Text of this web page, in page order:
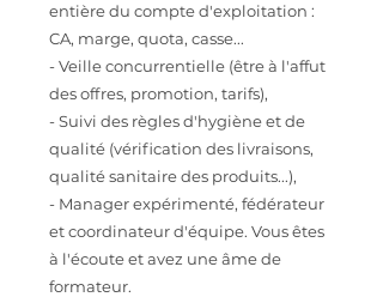
entière du compte d'exploitation :
CA, marge, quota, casse...
- Veille concurrentielle (être à l'affut
des offres, promotion, tarifs),
- Suivi des règles d'hygiène et de
qualité (vérification des livraisons,
qualité sanitaire des produits...),
- Manager expérimenté, fédérateur
et coordinateur d'équipe. Vous êtes
à l'écoute et avez une âme de
formateur.